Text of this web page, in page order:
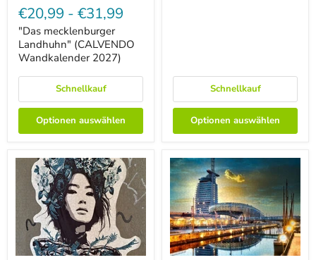
mecklenburger
Landhuhn"
(CALVENDO
Wandkalender
2027)
€20,99 - €31,99
"Das mecklenburger
Landhuhn" (CALVENDO
Wandkalender 2027)
Schnellkauf
Optionen auswählen
Schnellkauf
Optionen auswählen